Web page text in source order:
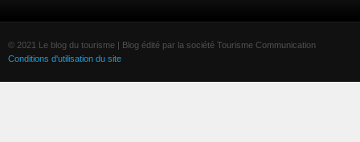
© 2021 Le blog du tourisme | Blog édité par la société Tourisme Communication
Conditions d'utilisation du site